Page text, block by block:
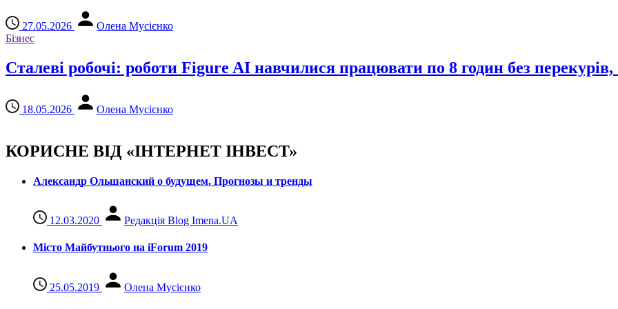
27.05.2026
Олена Мусієнко
Бізнес
Сталеві робочі: роботи Figure AI навчилися працювати по 8 годин без перекурів,
18.05.2026 Олена Мусієнко
КОРИСНЕ ВІД «ІНТЕРНЕТ ІНВЕСТ»
Александр Ольшанский о будущем. Прогнозы и тренды
12.03.2020 Редакція Blog Imena.UA
Місто Майбутнього на iForum 2019
25.05.2019 Олена Мусієнко